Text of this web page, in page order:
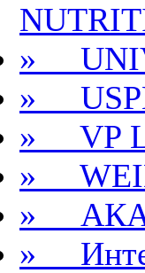
»
»
» VP
»
»
»